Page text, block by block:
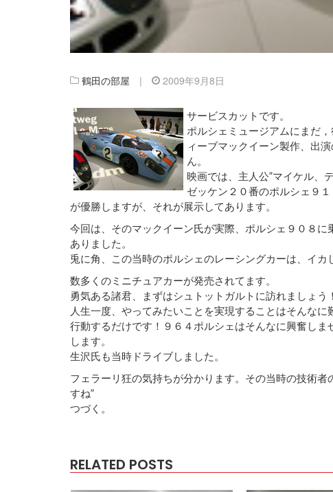
鶴田の部屋 | 2009年9月8日
サービスカットです。
ポルシェミュージアムにまだ
ィーブマックイーン製作、出
ん。
映画では、主人公”マイケル、
ゼッケン２０番のポルシェ９
が優勝しますが、それが展示してあります。
今回は、そのマックイーン氏が実際、ポルシェ９０８
ありました。
兎に角、この当時のポルシェのレーシングカーは、イカ
数多くのミニチュアカーが発売されてます。
勇気ある諸君、まずはシュトットガルトに訪れましょう！
人生一度、やってみたいことを実現することはそんなに
行動するだけです！９６４ポルシェはそんなに興奮し
します。
生沢氏も当時ドライブしました。
フェラーリ狂の気持ちが分かります。その当時の技術
すね”
つづく。
RELATED POSTS